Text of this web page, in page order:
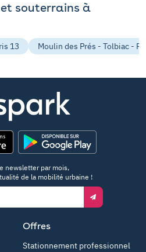
souterrains à
13 Moulin des Prés - Tolbiac -
newsletter par mois,
de la mobilité urbaine !
Offres
Stationnement professionnel